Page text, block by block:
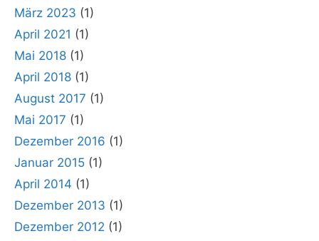
März 2023 (1)
April 2021 (1)
Mai 2018 (1)
April 2018 (1)
August 2017 (1)
Mai 2017 (1)
Dezember 2016 (1)
Januar 2015 (1)
April 2014 (1)
Dezember 2013 (1)
Dezember 2012 (1)